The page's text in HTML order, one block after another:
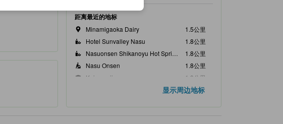
距离最近的地标
Minamigaoka Dairy
1.5公里
Hotel Sunvalley Nasu
1.8公里
Nasuonsen Shikanoyu Hot Spring
1.8公里
Nasu Onsen
1.8公里
Kuizomeji
1.9公里
显示周边地标